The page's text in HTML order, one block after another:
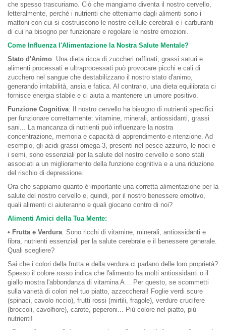
che spesso trascuriamo. Ciò che mangiamo diventa il nostro cervello,
letteralmente, perché i nutrienti che otteniamo dagli alimenti sono i
mattoni con cui si costruiscono le nostre cellule cerebrali e i carburanti
di cui ha bisogno per funzionare e regolare le nostre emozioni.
Come Influenza l'Alimentazione la Nostra Salute Mentale?
Stato d'Animo: Una dieta ricca di zuccheri raffinati, grassi saturi e
alimenti processati e ultraprocessati può provocare picchi e cali di
zucchero nel sangue che destabilizzano il nostro stato d'animo,
generando irritabilità, ansia e fatica. Al contrario, una dieta equilibrata ci
fornisce energia stabile e ci aiuta a mantenere un umore positivo.
Funzione Cognitiva: Il nostro cervello ha bisogno di nutrienti specifici
per funzionare correttamente: vitamine, minerali, antiossidanti, grassi
sani... La mancanza di nutrienti può influenzare la nostra
concentrazione, memoria e capacità di apprendimento e ritenzione. Ad
esempio, gli acidi grassi omega-3, presenti nel pesce azzurro, le noci e
i semi, sono essenziali per la salute del nostro cervello e sono stati
associati a un miglioramento della funzione cognitiva e a una riduzione
del rischio di depressione.
Ora che sappiamo quanto è importante una corretta alimentazione per la
salute del nostro cervello e, quindi, per il nostro benessere emotivo,
quali alimenti ci aiuteranno e quali giocano contro di noi?
Alimenti Amici della Tua Mente:
• Frutta e Verdura: Sono ricchi di vitamine, minerali, antiossidanti e
fibra, nutrienti essenziali per la salute cerebrale e il benessere generale.
Quali scegliere?
Sai che i colori della frutta e della verdura ci parlano delle loro proprietà?
Spesso il colore rosso indica che l'alimento ha molti antiossidanti o il
giallo mostra l'abbondanza di vitamina A… Per questo, se scommetti
sulla varietà di colori nel tuo piatto, azzeccherai! Foglie verdi scure
(spinaci, cavolo riccio), frutti rossi (mirtili, fragole), verdure crucifere
(broccoli, cavolfiore), carote, peperoni... Più colore nel piatto, più
nutrienti!